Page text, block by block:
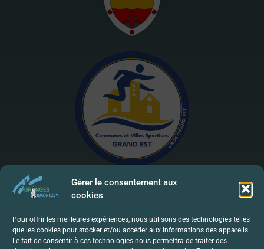
Gérer le consentement aux
cookies
Pour offrir les meilleures expériences, nous utilisons des technologies telles
que les cookies pour stocker et/ou accéder aux informations des appareils.
Le fait de consentir à ces technologies nous permettra de traiter des
Mentions Légales | RGPD
Politique De Confidentialité